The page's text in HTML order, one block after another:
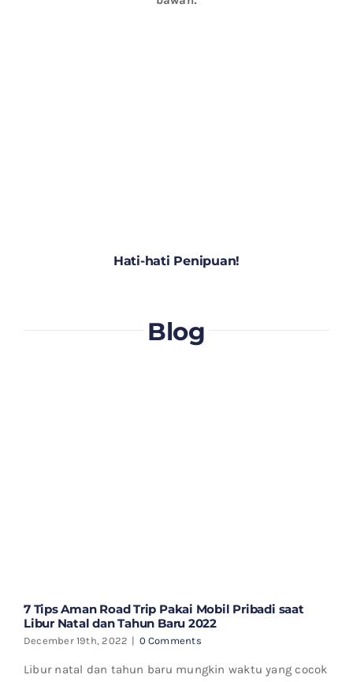
Hati-hati Penipuan!
Blog
7 Tips Aman Road Trip Pakai Mobil Pribadi saat
Libur Natal dan Tahun Baru 2022
December 19th, 2022 | 0 Comments
Libur natal dan tahun baru mungkin waktu yang cocok